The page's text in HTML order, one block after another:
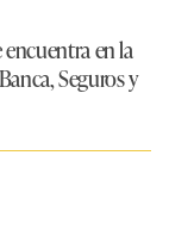
en la
Seguros y